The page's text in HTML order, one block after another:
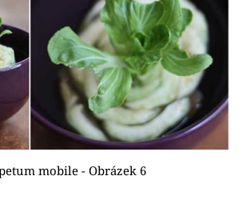
mobile - Obrázek 6